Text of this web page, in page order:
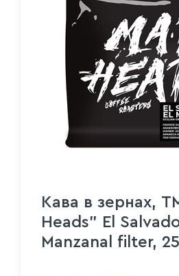
Кава в зернах,
Heads" El
Manzanal filter,